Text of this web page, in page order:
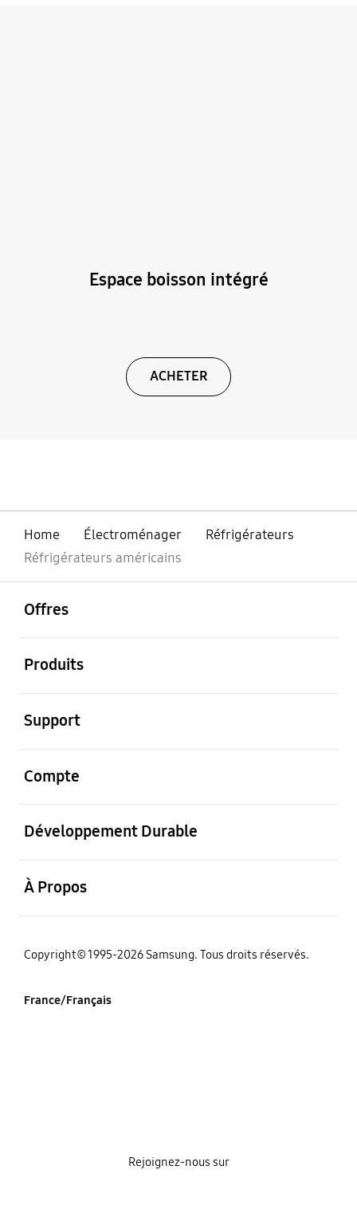
Espace boisson intégré
ACHETER
Home Électroménager
Réfrigérateurs
Réfrigérateurs américains
Offres
Produits
Support
Compte
Développement Durable
À Propos
‌Copyright© 1995-2026 Samsung. Tous droits réservés.
France/Français
Rejoignez-nous sur